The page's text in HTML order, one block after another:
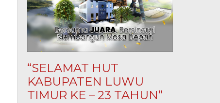
“SELAMAT HUT
KABUPATEN LUWU
TIMUR KE – 23 TAHUN”